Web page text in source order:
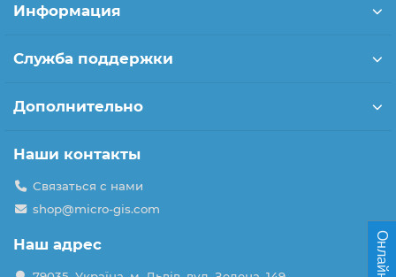
Информация
Служба поддержки
Дополнительно
Наши контакты
Связаться с нами
shop@micro-gis.com
Наш адрес